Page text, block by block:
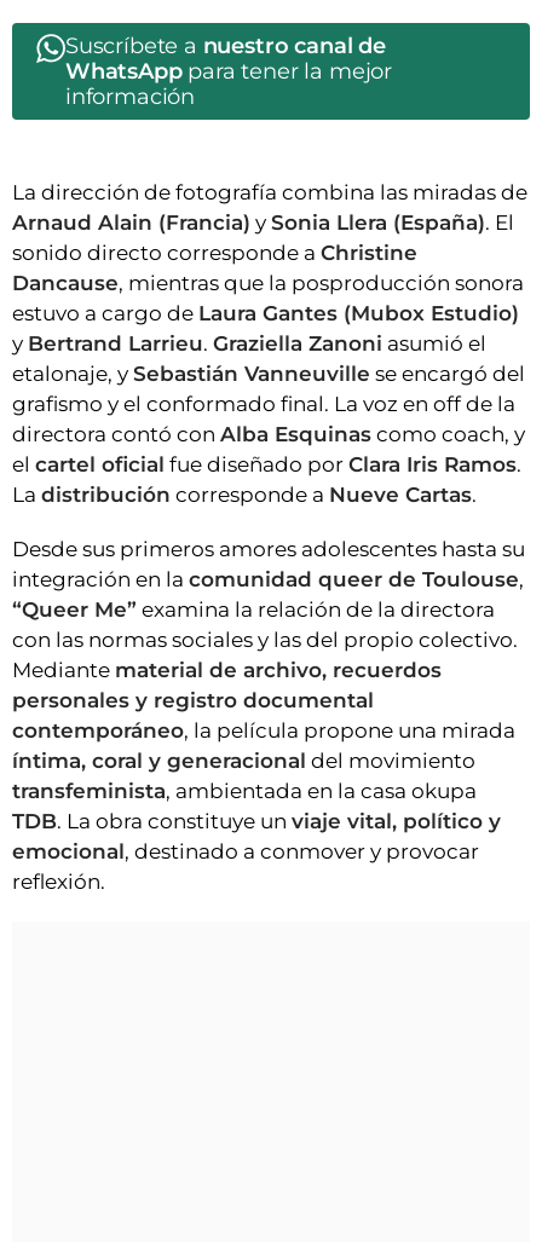
Suscríbete a nuestro canal de
WhatsApppara tener la mejor
información
La dirección de fotografía combina las miradas de
Arnaud Alain (Francia) y Sonia Llera (España). El
sonido directo corresponde a Christine
Dancause, mientras que la posproducción sonora
estuvo a cargo de Laura Gantes (Mubox Estudio)
y Bertrand Larrieu. Graziella Zanoni asumió el
etalonaje, y Sebastián Vanneuville se encargó del
grafismo y el conformado final. La voz en off de la
directora contó con Alba Esquinas como coach, y
el cartel oficial fue diseñado por Clara Iris Ramos.
La distribución corresponde a Nueve Cartas.
Desde sus primeros amores adolescentes hasta su
integración en la comunidad queer de Toulouse,
“Queer Me” examina la relación de la directora
con las normas sociales y las del propio colectivo.
Mediante material de archivo, recuerdos
personales y registro documental
contemporáneo, la película propone una mirada
íntima, coral y generacional del movimiento
transfeminista, ambientada en la casa okupa
TDB. La obra constituye un viaje vital, político y
emocional, destinado a conmover y provocar
reflexión.